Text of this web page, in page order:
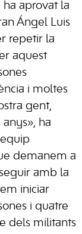
ha aprovat la
Ángel Luis
repetir la
aquest
i moltes
gent,
ha
demanem a
amb la
iniciar
i quatre
dels militants